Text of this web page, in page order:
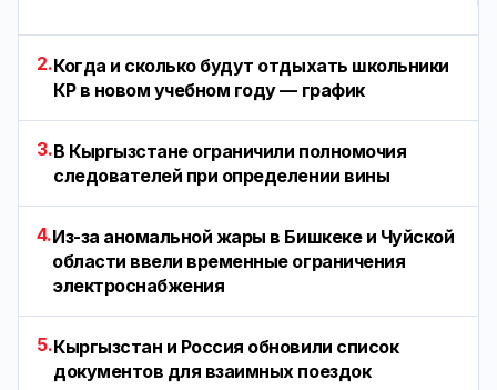
2.Когда и сколько будут отдыхать школьники
КР в новом учебном году — график
3.В Кыргызстане ограничили полномочия
следователей при определении вины
4.Из-за аномальной жары в Бишкеке и Чуйской
области ввели временные ограничения
электроснабжения
5.Кыргызстан и Россия обновили список
документов для взаимных поездок